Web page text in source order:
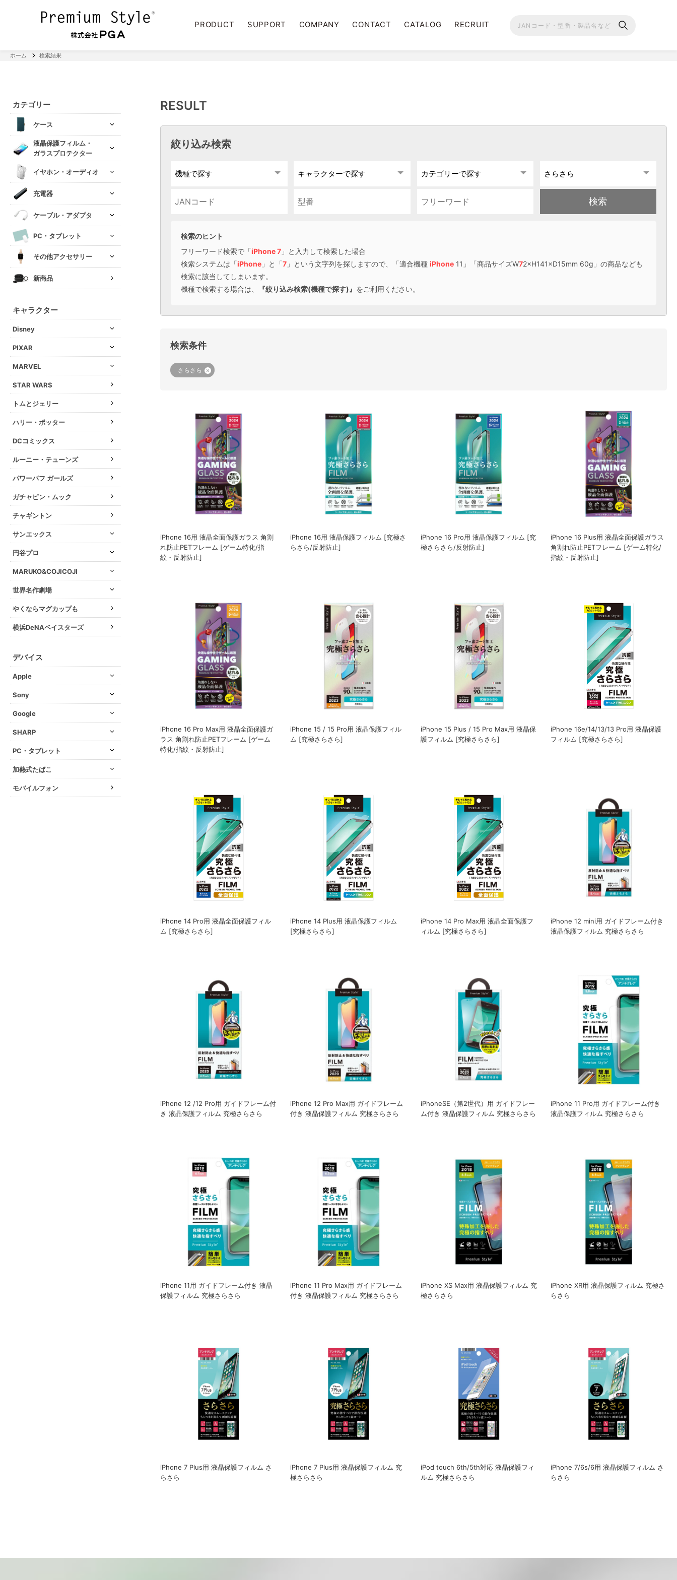
PRODUCT SUPPORT COMPANY CONTACT CATALOG RECRUIT
ホーム 検索結果
カテゴリー
ケース
液晶保護フィルム・
ガラスプロテクター
イヤホン・オーディオ
充電器
ケーブル・アダプタ
PC・タブレット
その他アクセサリー
新商品
キャラクター
Disney
PIXAR
MARVEL
STAR WARS
トムとジェリー
ハリー・ポッター
DCコミックス
ルーニー・テューンズ
パワーパフ ガールズ
ガチャピン・ムック
チャギントン
サンエックス
円谷プロ
MARUKO&COJICOJI
世界名作劇場
やくならマグカップも
横浜DeNAベイスターズ
デバイス
Apple
Sony
Google
SHARP
PC・タブレット
加熱式たばこ
モバイルフォン
RESULT
絞り込み検索
検索のヒント
フリーワード検索で「iPhone 7 」と入力して検索した場合
検索システムは「iPhone 」と「7 」という文字列を探しますので、「適合機種iPhone 11」「商品サイズW72×H141×D15mm 60g」の商品なども
検索に該当してしまいます。
機種で検索する場合は、
『絞り込み検索(機種で探す)』 をご利用ください。
検索条件
さらさら
iPhone 16用 液晶全面保護ガラス 角割
れ防止PETフレーム [ゲーム特化/指
紋・反射防止]
iPhone 16用 液晶保護フィルム [究極さ
らさら/反射防止]
iPhone 16 Pro用 液晶保護フィルム [究
極さらさら/反射防止]
iPhone 16 Plus用 液晶全面保護ガラス
角割れ防止PETフレーム [ゲーム特化/
指紋・反射防止]
iPhone 16 Pro Max用 液晶全面保護ガ
ラス 角割れ防止PETフレーム [ゲーム
特化/指紋・反射防止]
iPhone 15 / 15 Pro用 液晶保護フィル
ム [究極さらさら]
iPhone 15 Plus / 15 Pro Max用 液晶保
護フィルム [究極さらさら]
iPhone 16e/14/13/13 Pro用 液晶保護
フィルム [究極さらさら]
iPhone 14 Pro用 液晶全面保護フィル
ム [究極さらさら]
iPhone 14 Plus用 液晶保護フィルム
[究極さらさら]
iPhone 14 Pro Max用 液晶全面保護フ
ィルム [究極さらさら]
iPhone 12 mini用 ガイドフレーム付き
液晶保護フィルム 究極さらさら
iPhone 12 /12 Pro用 ガイドフレーム付
き 液晶保護フィルム 究極さらさら
iPhone 12 Pro Max用 ガイドフレーム
付き 液晶保護フィルム 究極さらさら
iPhoneSE（第2世代）用 ガイドフレー
ム付き 液晶保護フィルム 究極さらさら
iPhone 11 Pro用 ガイドフレーム付き
液晶保護フィルム 究極さらさら
iPhone 11用 ガイドフレーム付き 液晶
保護フィルム 究極さらさら
iPhone 11 Pro Max用 ガイドフレーム
付き 液晶保護フィルム 究極さらさら
iPhone XS Max用 液晶保護フィルム 究
極さらさら
iPhone XR用 液晶保護フィルム 究極さ
らさら
iPhone 7 Plus用 液晶保護フィルム さ
らさら
iPhone 7 Plus用 液晶保護フィルム 究
極さらさら
iPod touch 6th/5th対応 液晶保護フィ
ルム 究極さらさら
iPhone 7/6s/6用 液晶保護フィルム さ
らさら